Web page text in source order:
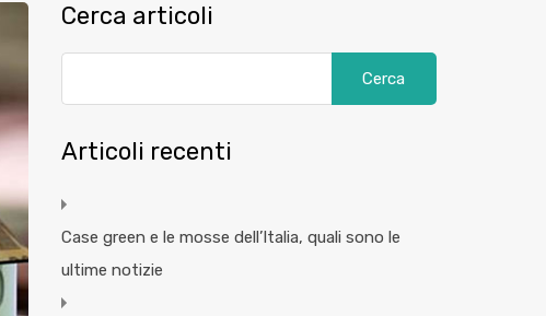
Cerca articoli
Articoli recenti
Case green e le mosse dell’Italia, quali sono le
ultime notizie